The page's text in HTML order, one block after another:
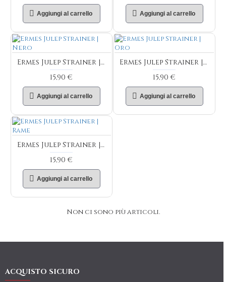
Aggiungi al carrello Aggiungi al carrello
Ermes Julep Strainer | Nero
15,90 €
Aggiungi al carrello
Ermes Julep Strainer | Oro
15,90 €
Aggiungi al carrello
Ermes Julep Strainer | Rame
15,90 €
Aggiungi al carrello
Non ci sono più articoli.
ACQUISTO SICURO